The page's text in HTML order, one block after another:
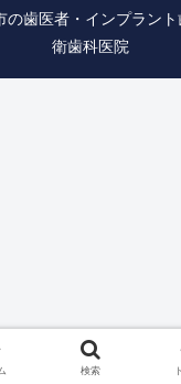
歯医者・インプラン
衛歯科医院
検索